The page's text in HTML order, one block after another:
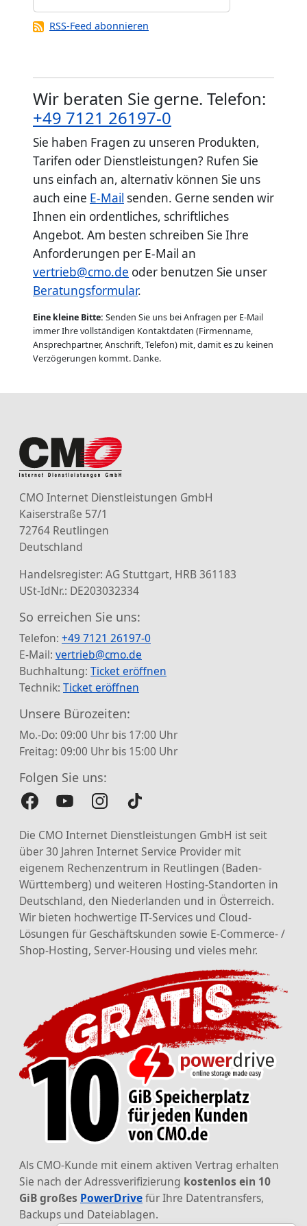
RSS-Feed abonnieren
Wir beraten Sie gerne. Telefon:
+49 7121 26197-0
Sie haben Fragen zu unseren Produkten,
Tarifen oder Dienstleistungen? Rufen Sie
uns einfach an, alternativ können Sie uns
auch eine E-Mail senden. Gerne senden wir
Ihnen ein ordentliches, schriftliches
Angebot. Am besten schreiben Sie Ihre
Anforderungen per E-Mail an
vertrieb@cmo.de oder benutzen Sie unser
Beratungsformular.
Eine kleine Bitte: Senden Sie uns bei Anfragen per E-Mail
immer Ihre vollständigen Kontaktdaten (Firmenname,
Ansprechpartner, Anschrift, Telefon) mit, damit es zu keinen
Verzögerungen kommt. Danke.
CMO Internet Dienstleistungen GmbH
Kaiserstraße 57/1
72764 Reutlingen
Deutschland
Handelsregister: AG Stuttgart, HRB 361183
USt-IdNr.: DE203032334
So erreichen Sie uns:
Telefon: +49 7121 26197-0
E-Mail: vertrieb@cmo.de
Buchhaltung: Ticket eröffnen
Technik: Ticket eröffnen
Unsere Bürozeiten:
Mo.-Do: 09:00 Uhr bis 17:00 Uhr
Freitag: 09:00 Uhr bis 15:00 Uhr
Folgen Sie uns:
Die CMO Internet Dienstleistungen GmbH ist seit
über 30 Jahren Internet Service Provider mit
eigenem Rechenzentrum in Reutlingen (Baden-
Württemberg) und weiteren Hosting-Standorten in
Deutschland, den Niederlanden und in Österreich.
Wir bieten hochwertige IT-Services und Cloud-
Lösungen für Geschäftskunden sowie E-Commerce- /
Shop-Hosting, Server-Housing und vieles mehr.
Als CMO-Kunde mit einem aktiven Vertrag erhalten
Sie nach der Adressverifizierung kostenlos ein 10
GiB großes PowerDrivefür Ihre Datentransfers,
Backups und Dateiablagen.